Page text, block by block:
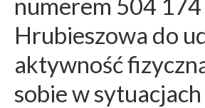
numerem 504
Hrubieszowa do
aktywność
sobie w